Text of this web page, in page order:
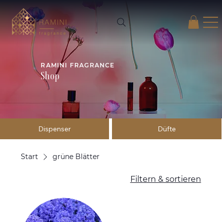
RAMINI FRAGRANCE
Shop
Dispenser Düfte
Start grüne Blätter
Filtern & sortieren